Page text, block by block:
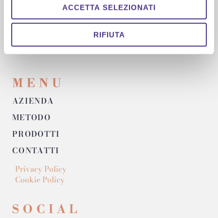
ACCETTA SELEZIONATI
RIFIUTA
LABORATORIO
Via Venza Volgore, snc – 60043
Cerreto d’Esi (AN) – ITALY
MENU
AZIENDA
METODO
PRODOTTI
CONTATTI
Privacy Policy
Cookie Policy
SOCIAL